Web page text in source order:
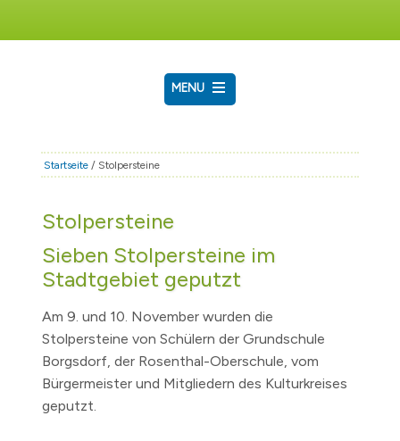
MENU
RATHAUS & POLITIK
FAMILIE & BILDUNG
TOURISMUS
BAUEN & WIRTSCHAFT
Startseite / Stolpersteine
Stolpersteine
Sieben Stolpersteine im
Stadtgebiet geputzt
Am 9. und 10. November wurden die
Stolpersteine von Schülern der Grundschule
Borgsdorf, der Rosenthal-Oberschule, vom
Bürgermeister und Mitgliedern des Kulturkreises
geputzt.